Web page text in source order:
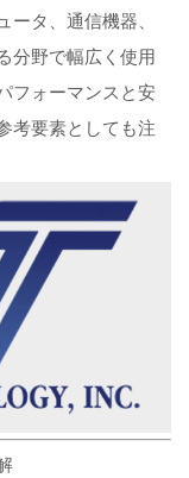
タ、通信機器、
分野で幅広く使用
フォーマンスと安
考要素としても注